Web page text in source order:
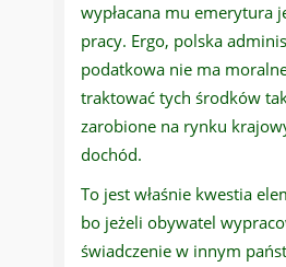
wypłacana mu emerytura
pracy. Ergo, polska
podatkowa nie ma
traktować tych środków
zarobione na rynku
dochód.
To jest właśnie kwestia
bo jeżeli obywatel
świadczenie w innym